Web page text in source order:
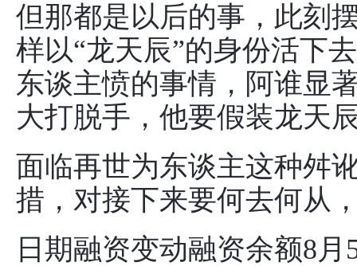
但那都是以后的事，此刻
样以“龙天辰”的身份活下
东谈主愤的事情，阿谁显
大打脱手，他要假装龙天
面临再世为东谈主这种舛
措，对接下来要何去何从
日期融资变动融资余额8月